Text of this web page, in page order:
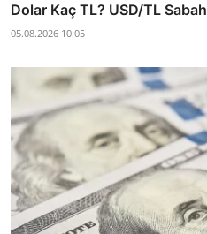
Dolar Kaç TL? USD/TL
05.08.2026 10:05